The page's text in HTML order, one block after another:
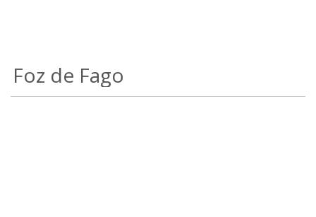
Foz de Fago